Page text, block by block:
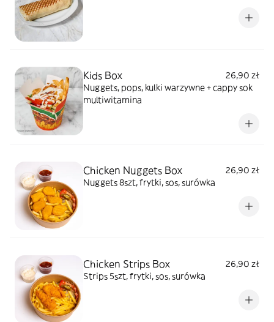
Kids Box
26,90 zł
Nuggets, pops, kulki warzywne + cappy sok
multiwitamina
Chicken Nuggets Box
26,90 zł
Nuggets 8szt, frytki, sos, surówka
Chicken Strips Box
26,90 zł
Strips 5szt, frytki, sos, surówka